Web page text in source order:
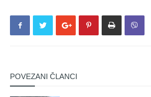
POVEZANI ČLANCI